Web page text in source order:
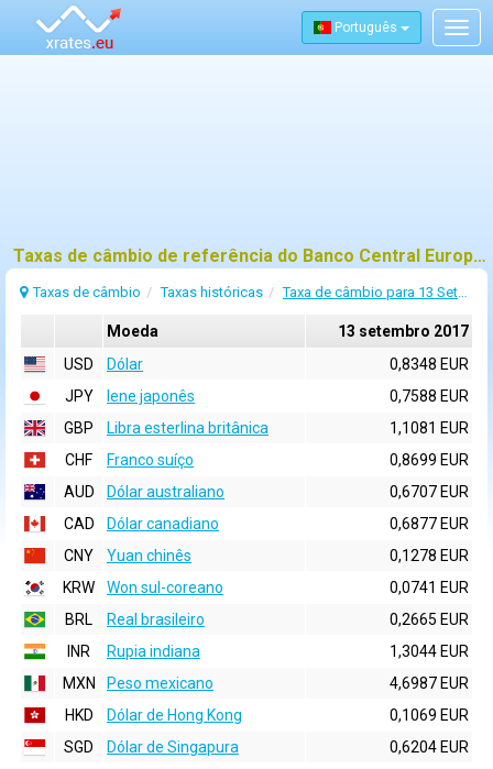
Português
Taxas de câmbio de referência do Banco Central Europeu (BCE) para 13 setembro 2017
Taxas de câmbio Taxas históricas Taxa de câmbio para 13 Setembro 2017
Moeda
13 setembro 2017
USD
Dólar
0,8348 EUR
JPY
Iene japonês
0,7588 EUR
GBP
Libra esterlina britânica
1,1081 EUR
CHF
Franco suíço
0,8699 EUR
AUD
Dólar australiano
0,6707 EUR
CAD
Dólar canadiano
0,6877 EUR
CNY
Yuan chinês
0,1278 EUR
KRW
Won sul-coreano
0,0741 EUR
BRL
Real brasileiro
0,2665 EUR
INR
Rupia indiana
1,3044 EUR
MXN
Peso mexicano
4,6987 EUR
HKD
Dólar de Hong Kong
0,1069 EUR
SGD
Dólar de Singapura
0,6204 EUR